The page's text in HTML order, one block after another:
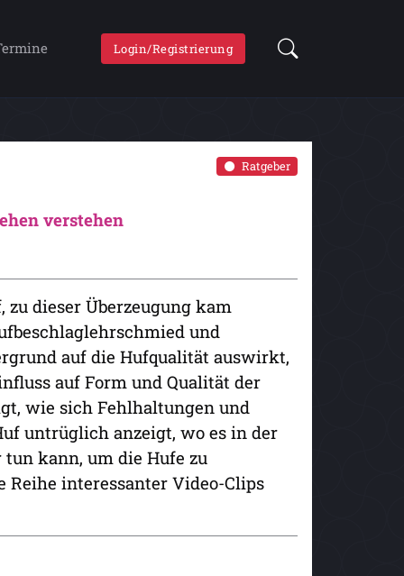
Login/Registrierung
Ratgeber
verstehen
dieser Überzeugung kam
und
auf die Hufqualität auswirkt,
auf Form und Qualität der
wie sich Fehlhaltungen und
untrüglich anzeigt, wo es in der
kann, um die Hufe zu
Reihe interessanter Video-Clips